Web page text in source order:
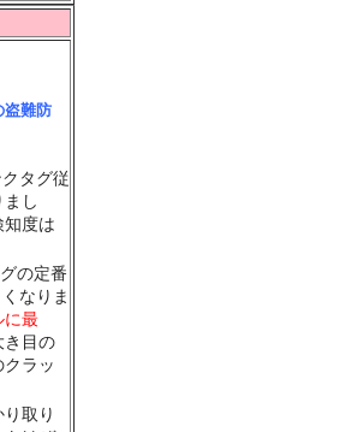
盗難防
タグ従
し
知度は
の定番
なりま
に最
き目の
ラッ
取り